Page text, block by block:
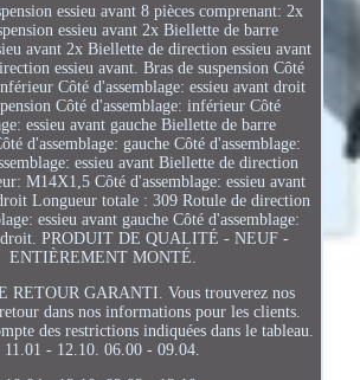
essieu avant 8 pièces comprenant: 2x
essieu avant 2x Biellette de barre
avant 2x Biellette de direction essieu avant
essieu avant. Bras de suspension Côté
Côté d'assemblage: essieu avant droit
Côté d'assemblage: inférieur Côté
essieu avant gauche Biellette de barre
d'assemblage: gauche Côté d'assemblage:
essieu avant Biellette de direction
M14X1,5 Côté d'assemblage: essieu avant
Longueur totale : 309 Rotule de direction
essieu avant gauche Côté d'assemblage:
droit. PRODUIT DE QUALITÉ - NEUF -
ENTIÈREMENT MONTÉ.
RETOUR GARANTI. Vous trouverez nos
dans nos informations pour les clients.
des restrictions indiquées dans le tableau.
11.01 - 12.10. 06.00 - 09.04.